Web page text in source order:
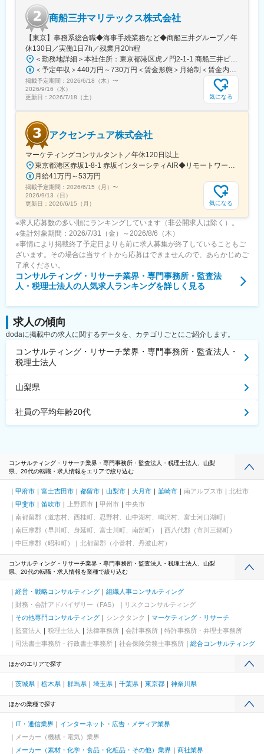
直接コミットいただくことで、極めて大きなエクイティリターン
を狙うことが可能です。
◎自社への投資権
金融機関在籍時にはコンプライアンス上制限される自社への直接
投資が可能です。自らの手で企業価値を押し上げ、そのリターン
を当事者として得るという、エクイティマーケット経験者にとっ
て最大の醍醐味を味わえます。
変更の範囲：会社の定める業務
商船三井マリテックス株式会社
【東京】事務系総合職◆海事手続業務など◆商船三井グループ／年
休130日／実働1日7h／残業月20h程
掲載予定期間： 2026/6/18（木） 〜
2026/9/16（水）
更新日： 2026/7/18（土） 気になる
アクセンチュア株式会社
マーケティングコンサルタント／年休120日以上
月給41万円～53万円
掲載予定期間： 2026/6/15（月） 〜
2026/9/13（日）
更新日： 2026/6/15（月） 気になる
※求人応募数の多い順にランキングしています（非公開求人は除く）。
※集計対象期間：2026/7/31（金）～2026/8/6（木）
※事情により掲載終了予定日よりも前に求人募集が終了していることもご
ざいます。その場合は当サイトから応募はできませんので、あらかじめご
了承ください。
コンサルティング・リサーチ業界・専門事務所・監査法
人・税理士法人の人気求人ランキングを詳しく見る
求人の傾向
dodaに掲載中の求人に関するデータを、カテゴリごとにご紹介します。
コンサルティング・リサーチ業界・専門事務所・監査法人・
税理士法人
山梨県
社員の平均年齢20代
コンサルティング・リサーチ業界・専門事務所・監査法人・税理士法人、山梨
県、20代の転職・求人情報をエリアで絞り込む
甲府市 富士吉田市 都留市 山梨市 大月市 韮崎市 南アルプス市
北杜市
甲斐市
笛吹市 上野原市 甲州市
中央市
南都留郡（道志村、西桂町、忍野村、山中湖村、鳴沢村、富士河口湖町）
南巨摩郡（早川町、身延町、富士川町、南部町）
西八代郡（市川三郷町）
中巨摩郡（昭和町）
北都留郡（小菅村、丹波山村）
コンサルティング・リサーチ業界・専門事務所・監査法人・税理士法人、山梨
県、20代の転職・求人情報を業種で絞り込む
経営・戦略コンサルティング
組織人事コンサルティング
財務・会計アドバイザリー（FAS）
リスクコンサルティング
その他専門コンサルティング
シンクタンク
マーケティング・リサーチ
監査法人
税理士法人 法律事務所 会計事務所
特許事務所・弁理士事務所
司法書士事務所・行政書士事務所
社会保険労務士事務所 総合コンサルティング
ほかのエリアで探す
茨城県 栃木県 群馬県 埼玉県 千葉県 東京都 神奈川県
ほかの業種で探す
IT・通信業界
インターネット・広告・メディア業界
メーカー（機械・電気）業界
メーカー（素材・化学・食品・化粧品・その他）業界
商社業界